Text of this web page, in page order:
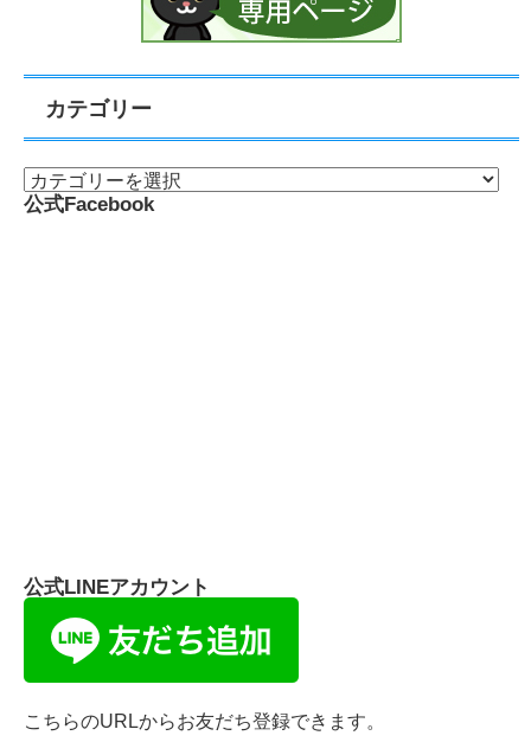
カテゴリー
公式Facebook
公式LINEアカウント
こちらのURLからお友だち登録できます。